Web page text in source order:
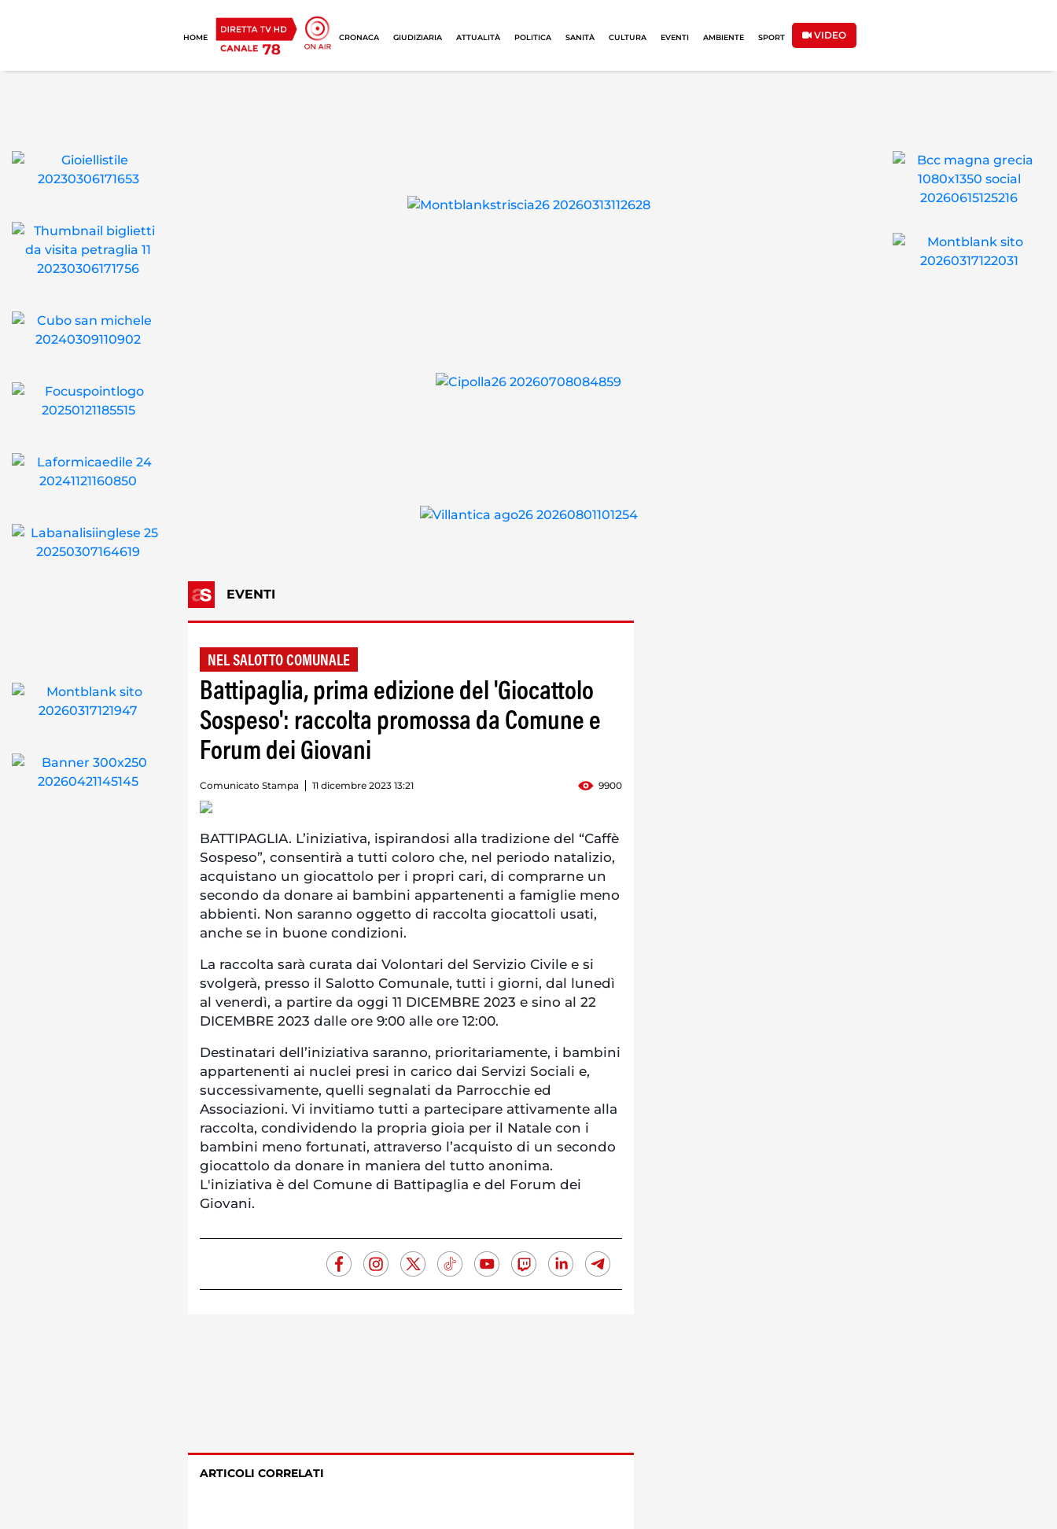
HOME CRONACA GIUDIZIARIA ATTUALITÀ POLITICA SANITÀ CULTURA EVENTI AMBIENTE SPORT VIDEO
EVENTI
NEL SALOTTO COMUNALE
Battipaglia, prima edizione del 'Giocattolo
Sospeso': raccolta promossa da Comune e
Forum dei Giovani
Comunicato Stampa 11 dicembre 2023 13:21 9900
BATTIPAGLIA. L’iniziativa, ispirandosi alla tradizione del “Caffè
Sospeso”, consentirà a tutti coloro che, nel periodo natalizio,
acquistano un giocattolo per i propri cari, di comprarne un
secondo da donare ai bambini appartenenti a famiglie meno
abbienti. Non saranno oggetto di raccolta giocattoli usati,
anche se in buone condizioni.
La raccolta sarà curata dai Volontari del Servizio Civile e si
svolgerà, presso il Salotto Comunale, tutti i giorni, dal lunedì
al venerdì, a partire da oggi 11 DICEMBRE 2023 e sino al 22
DICEMBRE 2023 dalle ore 9:00 alle ore 12:00.
Destinatari dell’iniziativa saranno, prioritariamente, i bambini
appartenenti ai nuclei presi in carico dai Servizi Sociali e,
successivamente, quelli segnalati da Parrocchie ed
Associazioni. Vi invitiamo tutti a partecipare attivamente alla
raccolta, condividendo la propria gioia per il Natale con i
bambini meno fortunati, attraverso l’acquisto di un secondo
giocattolo da donare in maniera del tutto anonima.
L'iniziativa è del Comune di Battipaglia e del Forum dei
Giovani.
ARTICOLI CORRELATI